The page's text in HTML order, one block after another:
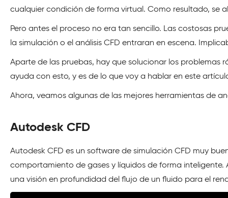
cualquier condición de forma virtual. Como resultado, se
Pero antes el proceso no era tan sencillo. Las costosas
la simulación o el análisis CFD entraran en escena.
Aparte de las pruebas, hay que solucionar los problemas
ayuda con esto, y es de lo que voy a hablar en este
Ahora, veamos algunas de las mejores herramientas de
Autodesk CFD
Autodesk CFD es un software de simulación CFD muy
comportamiento de gases y líquidos de forma
una visión en profundidad del flujo de un fluido para el